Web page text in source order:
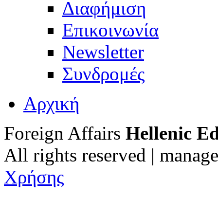
Διαφήμιση
Επικοινωνία
Newsletter
Συνδρομές
Αρχική
Foreign Affairs Hellenic
All rights reserved |
Χρήσης